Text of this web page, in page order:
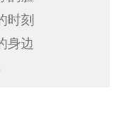
时刻
身边